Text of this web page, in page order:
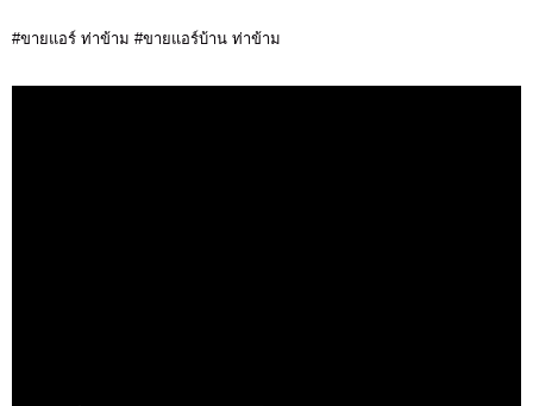
#ขายแอร์ ท่าข้าม #ขายแอร์บ้าน ท่าข้าม